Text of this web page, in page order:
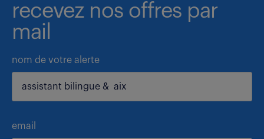
recevez nos offres par
mail
nom de votre alerte
email